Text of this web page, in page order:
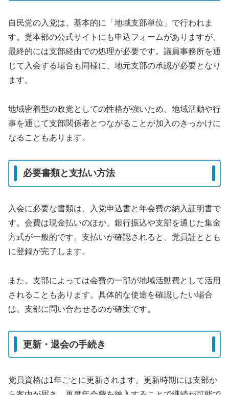
自民党の入党は、基本的に「地域支部単位」で行われま
す。党本部の公式サイトにも申込フォームがありますが、
最終的には支部経由での処理が必要です。議員事務所を通
じて入会する場合も同様に、地元支部の承認が必要となり
ます。
地域密着型の政党としての性格が強いため、地域活動や行
事を通じて支部関係者とつながることが加入のきっかけに
なることもあります。
必要書類と支払い方法
入会に必要な書類は、入党申込書と年会費の納入証明書で
す。会費は現金払いのほか、銀行振込や支部を通じた集金
方式が一般的です。支払いが確認されると、党員証ととも
に登録が完了します。
また、支部によっては会費の一部が地域活動費として活用
されることもあります。具体的な使途を確認したい場合
は、支部に問い合わせるのが確実です。
更新・退会の手続き
党員資格は1年ごとに更新されます。更新時期には支部か